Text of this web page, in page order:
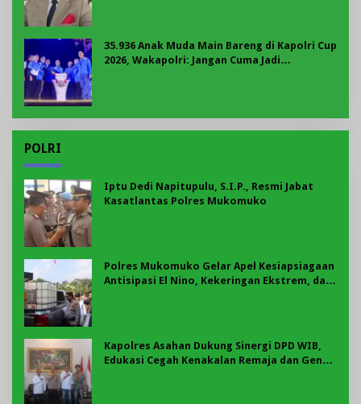
35.936 Anak Muda Main Bareng di Kapolri Cup
2026, Wakapolri: Jangan Cuma Jadi
POLRI
Iptu Dedi Napitupulu, S.I.P., Resmi Jabat
Kasatlantas Polres Mukomuko
Polres Mukomuko Gelar Apel Kesiapsiagaan
Antisipasi El Nino, Kekeringan Ekstrem, dan
Kapolres Asahan Dukung Sinergi DPD WIB,
Edukasi Cegah Kenakalan Remaja dan Geng